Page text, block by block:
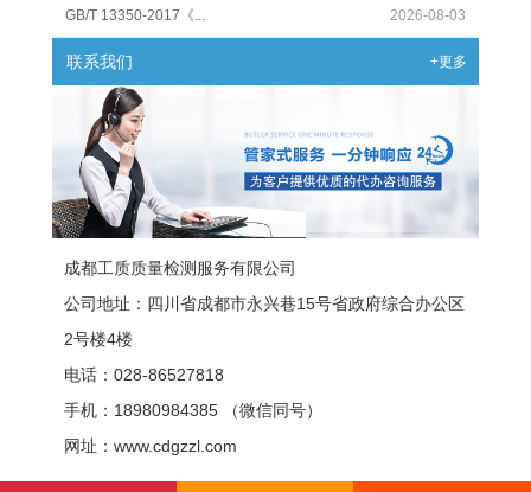
2026-08-03
GB/T 13350-2017《...
联系我们 +更多
成都工质质量检测服务有限公司
公司地址：四川省成都市永兴巷15号省政府综合办公区
2号楼4楼
电话：028-86527818
手机：18980984385 （微信同号）
网址：www.cdgzzl.com